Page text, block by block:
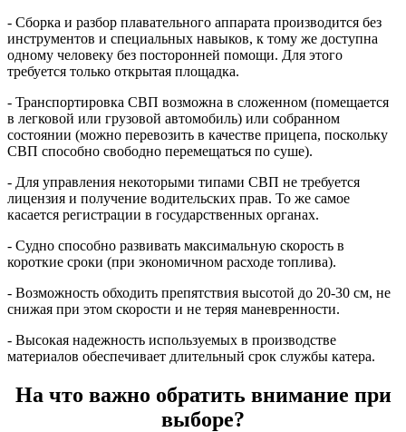
- Сборка и разбор плавательного аппарата производится без
инструментов и специальных навыков, к тому же доступна
одному человеку без посторонней помощи. Для этого
требуется только открытая площадка.
- Транспортировка СВП возможна в сложенном (помещается
в легковой или грузовой автомобиль) или собранном
состоянии (можно перевозить в качестве прицепа, поскольку
СВП способно свободно перемещаться по суше).
- Для управления некоторыми типами СВП не требуется
лицензия и получение водительских прав. То же самое
касается регистрации в государственных органах.
- Судно способно развивать максимальную скорость в
короткие сроки (при экономичном расходе топлива).
- Возможность обходить препятствия высотой до 20-30 см, не
снижая при этом скорости и не теряя маневренности.
- Высокая надежность используемых в производстве
материалов обеспечивает длительный срок службы катера.
На что важно обратить внимание при
выборе?